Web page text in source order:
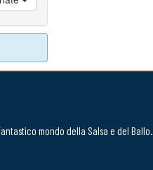
mondo della Salsa e del Ballo.